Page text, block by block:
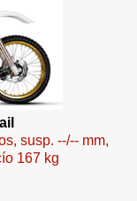
susp. --/-- mm,
167 kg